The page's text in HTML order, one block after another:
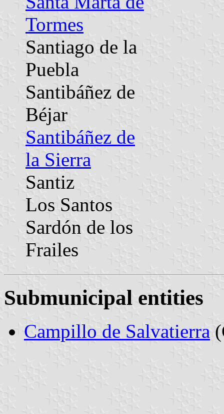
Tormes
Santiago de la
Puebla
Santibáñez de
Béjar
Santibáñez de
la Sierra
Santiz
Los Santos
Sardón de los
Frailes
Submunicipal entities
Campillo de Salvatierra